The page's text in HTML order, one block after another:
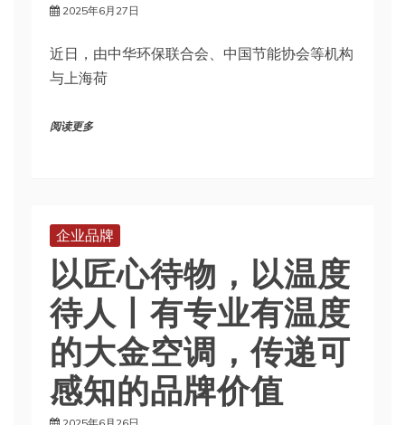
2025年6月27日
近日，由中华环保联合会、中国节能协会等机构
与上海荷
阅读更多
企业品牌
以匠心待物，以温度
待人丨有专业有温度
的大金空调，传递可
感知的品牌价值